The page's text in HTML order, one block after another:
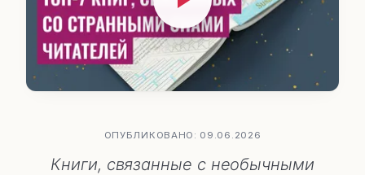
ОПУБЛИКОВАНО: 09.06.2026
Книги, связанные с необычными